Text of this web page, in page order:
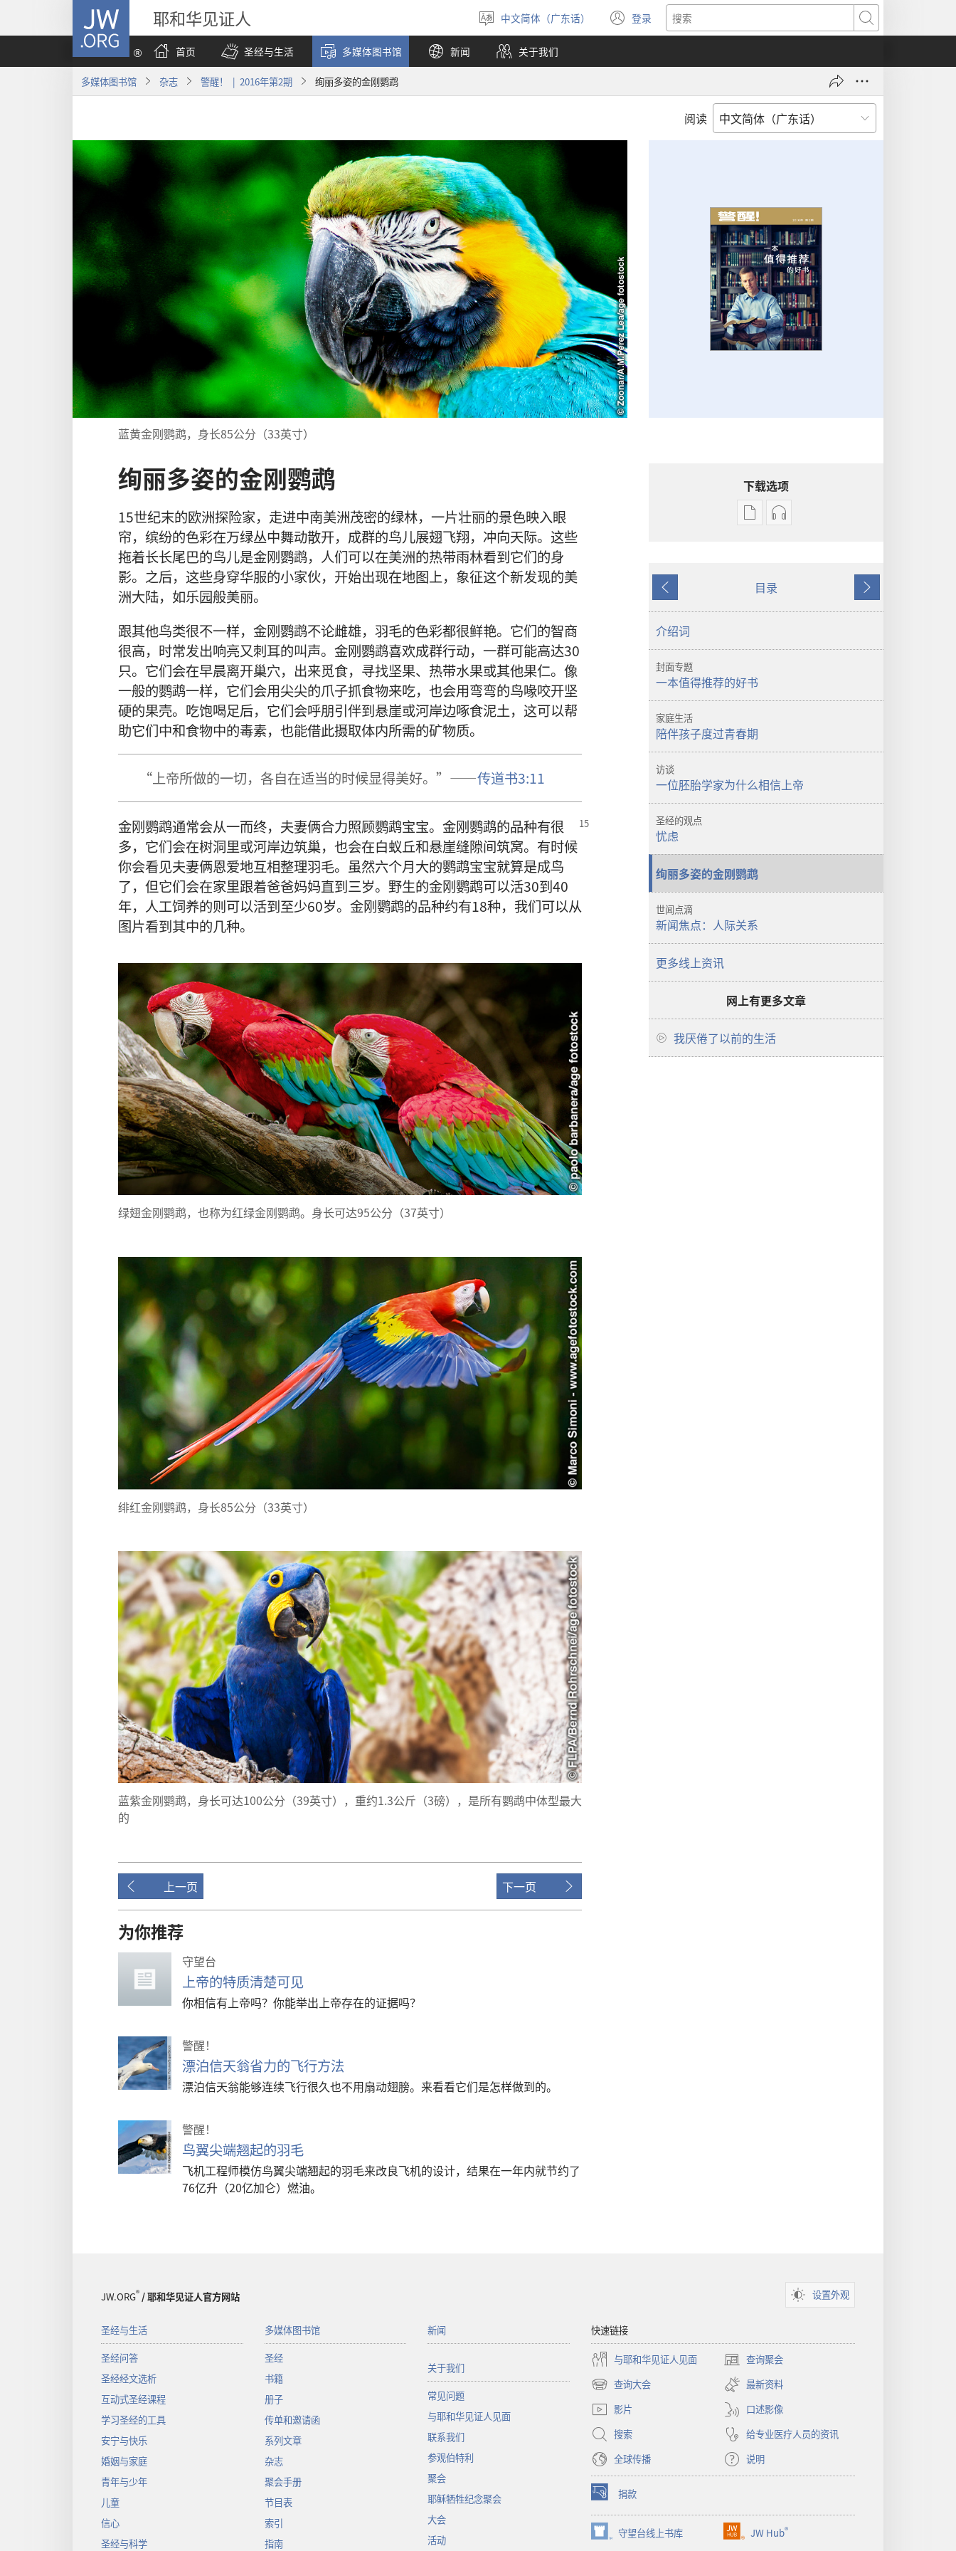
JW.ORG 耶和华见证人
选
择
语
言
中文简体（广东话） 登录
（打
开
窗
搜
索
首页
圣经与生活 多媒体图书馆 新闻 关于我们
多媒体图书馆 杂志 警醒！ | 2016年第2期 绚丽多姿的金刚鹦鹉
阅读
蓝黄金刚鹦鹉，身长85公分（33英寸）
绚丽多姿的金刚鹦鹉
15世纪末的欧洲探险家，走进中南美洲茂密的绿林，一片壮丽的景色映入眼
帘，缤纷的色彩在万绿丛中舞动散开，成群的鸟儿展翅飞翔，冲向天际。这些
拖着长长尾巴的鸟儿是金刚鹦鹉，人们可以在美洲的热带雨林看到它们的身
影。之后，这些身穿华服的小家伙，开始出现在地图上，象征这个新发现的美
洲大陆，如乐园般美丽。
跟其他鸟类很不一样，金刚鹦鹉不论雌雄，羽毛的色彩都很鲜艳。它们的智商
很高，时常发出响亮又刺耳的叫声。金刚鹦鹉喜欢成群行动，一群可能高达30
只。它们会在早晨离开巢穴，出来觅食，寻找坚果、热带水果或其他果仁。像
一般的鹦鹉一样，它们会用尖尖的爪子抓食物来吃，也会用弯弯的鸟喙咬开坚
硬的果壳。吃饱喝足后，它们会呼朋引伴到悬崖或河岸边啄食泥土，这可以帮
助它们中和食物中的毒素，也能借此摄取体内所需的矿物质。
“上帝所做的一切，各自在适当的时候显得美好。”——传道书3:11
金刚鹦鹉通常会从一而终，夫妻俩合力照顾鹦鹉宝宝。金刚鹦鹉的品种有很
多，它们会在树洞里或河岸边筑巢，也会在白蚁丘和悬崖缝隙间筑窝。有时候
你会看见夫妻俩恩爱地互相整理羽毛。虽然六个月大的鹦鹉宝宝就算是成鸟
了，但它们会在家里跟着爸爸妈妈直到三岁。野生的金刚鹦鹉可以活30到40
年，人工饲养的则可以活到至少60岁。金刚鹦鹉的品种约有18种，我们可以从
图片看到其中的几种。
绿翅金刚鹦鹉，也称为红绿金刚鹦鹉。身长可达95公分（37英寸）
绯红金刚鹦鹉，身长85公分（33英寸）
蓝紫金刚鹦鹉，身长可达100公分（39英寸），重约1.3公斤（3磅），是所有鹦鹉中体型最大
的
上一页 下一页
为你推荐
守望台
上帝的特质清楚可见
你相信有上帝吗？你能举出上帝存在的证据吗？
警醒！
漂泊信天翁省力的飞行方法
漂泊信天翁能够连续飞行很久也不用扇动翅膀。来看看它们是怎样做到的。
警醒！
鸟翼尖端翘起的羽毛
飞机工程师模仿鸟翼尖端翘起的羽毛来改良飞机的设计，结果在一年内就节约了
76亿升（20亿加仑）燃油。
下载选项
电
物
警
醒！
本
值
推
荐
录
好
书
上
一
页
目录
下
一
介绍词
封面专题
一本值得推荐的好书
家庭生活
陪伴孩子度过青春期
访谈
一位胚胎学家为什么相信上帝
圣经的观点
忧虑
绚丽多姿的金刚鹦鹉
世闻点滴
新闻焦点：人际关系
更多线上资讯
网上有更多文章
我厌倦了以前的生活
JW.ORG®/ 耶和华见证人官方网站 设置外观
圣经与生活
圣经问答
圣经经文选析
互动式圣经课程
学习圣经的工具
安宁与快乐
婚姻与家庭
青年与少年
儿童
信心
圣经与科学
多媒体图书馆
圣经
书籍
册子
传单和邀请函
系列文章
杂志
聚会手册
节目表
索引
指南
新闻
关于我们
常见问题
与耶和华见证人见面
联系我们
参观伯特利
聚会
耶稣牺牲纪念聚会
大会
活动
快速链接
与耶和华见证人见面 查询聚会
（打
开
新
窗
口）
查询大会
（打
开
新
窗
口）
最新资料
影片
口述影像
搜索
给专业医疗人员的资讯
全球传播
说明
捐款
（打
开
新
窗
守望台线上书库
（打
JW Hub®
（打